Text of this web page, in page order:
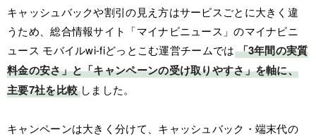
キャッシュバックや割引の見え方はサービスごとに大きく違
うため、総合情報サイト「マイナビニュース」のマイナビニ
ュース モバイルwi-fiどっとこむ運営チームでは 「3年間の実質
料金の安さ」と「キャンペーンの受け取りやすさ」を軸に、
主要7社を比較 しました。
キャンペーンは大きく分けて、キャッシュバック・端末代の